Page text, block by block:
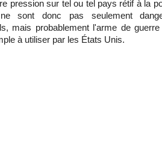
pression sur tel ou tel pays rétif à la
sont donc pas seulement
mais probablement l'arme de
à utiliser par les États Unis.